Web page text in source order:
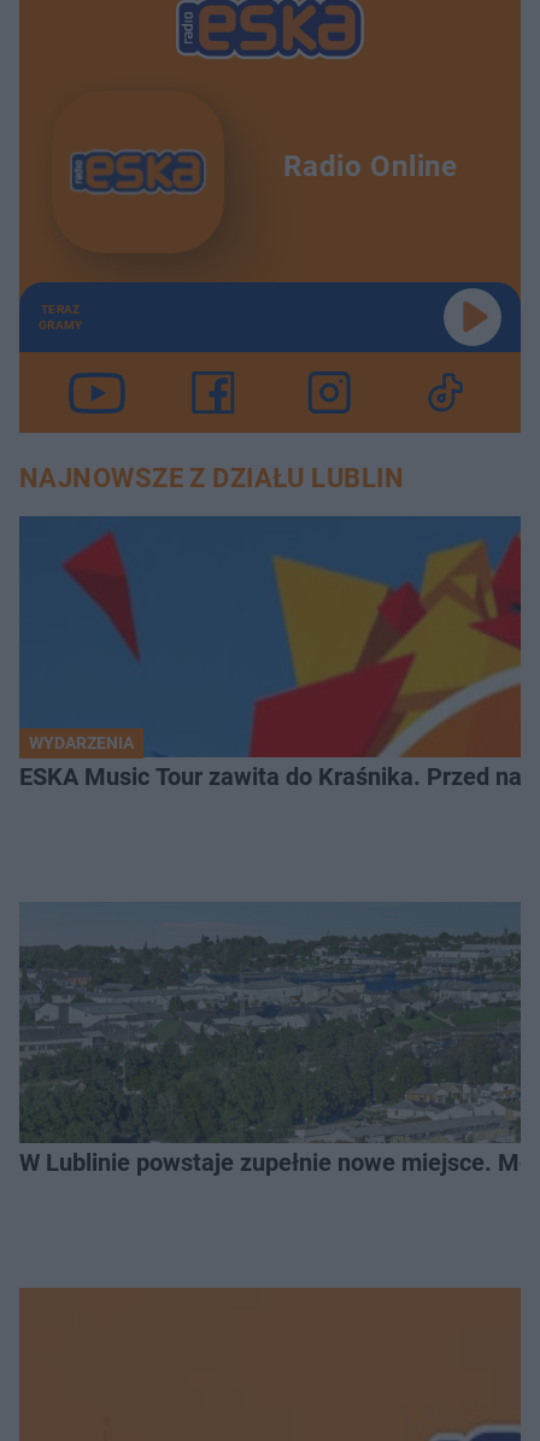
Radio Online
TERAZ
GRAMY
NAJNOWSZE Z DZIAŁU LUBLIN
WYDARZENIA
ESKA Music Tour zawita do Kraśnika. Przed
W Lublinie powstaje zupełnie nowe miejsce.